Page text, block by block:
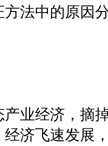
方法中的原因
经济，摘掉
济飞速发展